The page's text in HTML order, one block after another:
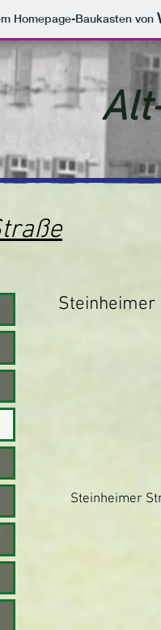
Homepage-Baukasten von
Steinheimer
Steinheimer